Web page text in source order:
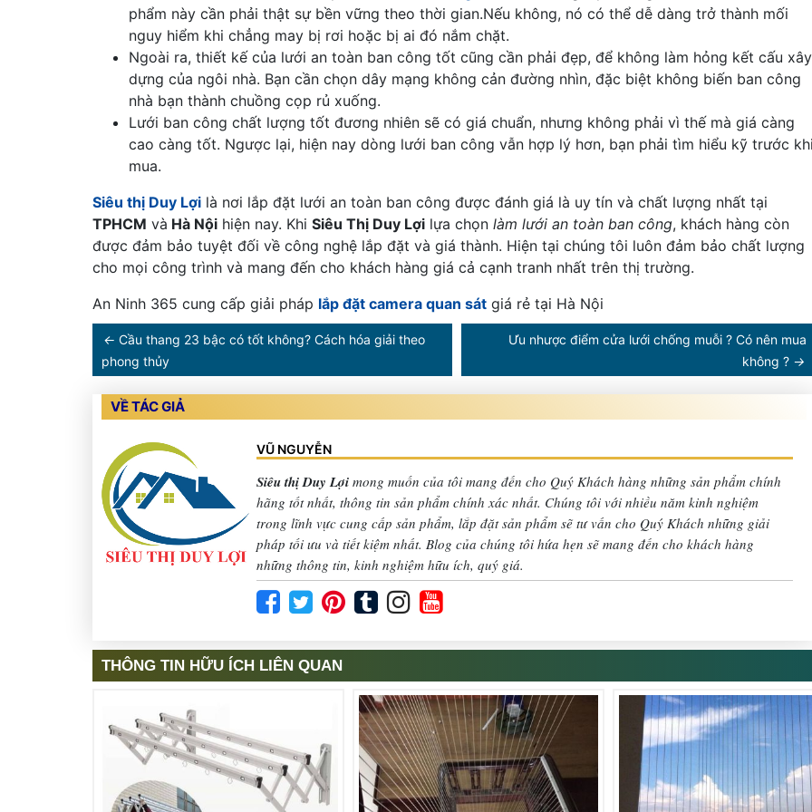
phẩm này cần phải thật sự bền vững theo thời gian.Nếu không, nó có thể dễ dàng trở thành mối
nguy hiểm khi chẳng may bị rơi hoặc bị ai đó nắm chặt.
Ngoài ra, thiết kế của lưới an toàn ban công tốt cũng cần phải đẹp, để không làm hỏng kết cấu xây
dựng của ngôi nhà. Bạn cần chọn dây mạng không cản đường nhìn, đặc biệt không biến ban công
nhà bạn thành chuồng cọp rủ xuống.
Lưới ban công chất lượng tốt đương nhiên sẽ có giá chuẩn, nhưng không phải vì thế mà giá càng
cao càng tốt. Ngược lại, hiện nay dòng lưới ban công vẫn hợp lý hơn, bạn phải tìm hiểu kỹ trước
mua.
Siêu thị Duy Lợi là nơi lắp đặt lưới an toàn ban công được đánh giá là uy tín và chất lượng nhất tại
TPHCM và Hà Nội hiện nay. Khi Siêu Thị Duy Lợi lựa chọn làm lưới an toàn ban công, khách hàng còn
được đảm bảo tuyệt đối về công nghệ lắp đặt và giá thành. Hiện tại chúng tôi luôn đảm bảo chất lượng
cho mọi công trình và mang đến cho khách hàng giá cả cạnh tranh nhất trên thị trường.
An Ninh 365 cung cấp giải pháp lắp đặt camera quan sát giá rẻ tại Hà Nội
← Cầu thang 23 bậc có tốt không? Cách hóa giải theo
phong thủy
Ưu nhược điểm cửa lưới chống muỗi ? Có nên mua
không ? →
VỀ TÁC GIẢ
VŨ NGUYỄN
Siêu thị Duy Lợi mong muốn của tôi mang đến cho Quý Khách hàng những sản phẩm chính
hãng tốt nhất, thông tin sản phẩm chính xác nhất. Chúng tôi với nhiều năm kinh nghiệm
trong lĩnh vực cung cấp sản phẩm, lắp đặt sản phẩm sẽ tư vấn cho Quý Khách những giải
pháp tối ưu và tiết kiệm nhất. Blog của chúng tôi hứa hẹn sẽ mang đến cho khách hàng
những thông tin, kinh nghiệm hữu ích, quý giá.
THÔNG TIN HỮU ÍCH LIÊN QUAN